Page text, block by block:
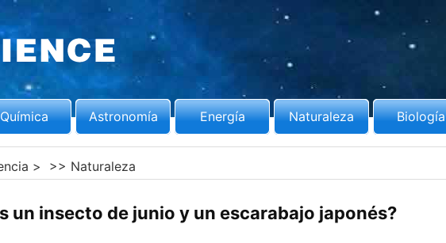
Química Astronomía Energía Naturaleza Biología
> >> Naturaleza
un insecto de junio y un escarabajo japonés?